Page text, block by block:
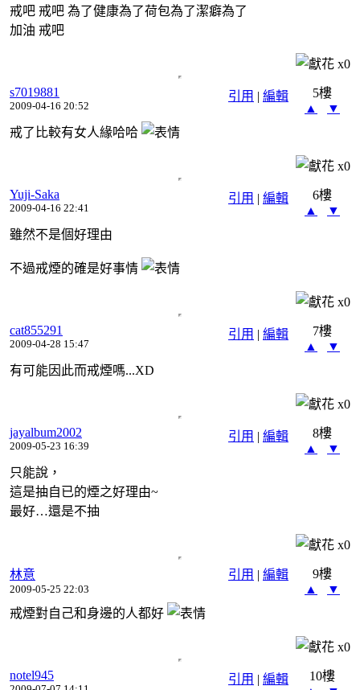
戒吧 戒吧 為了健康為了荷包為了潔癖為了
加油 戒吧
x0
引用 | 編輯
s7019881
2009-04-16 20:52
5樓
▲
▼
戒了比較有女人緣哈哈
x0
引用 | 編輯
Yuji-Saka
2009-04-16 22:41
6樓
▲
▼
雖然不是個好理由
不過戒煙的確是好事情
x0
引用 | 編輯
cat855291
2009-04-28 15:47
7樓
▲
▼
有可能因此而戒煙嗎...XD
x0
引用 | 編輯
jayalbum2002
2009-05-23 16:39
8樓
▲
▼
只能說，
這是抽自已的煙之好理由~
最好…還是不抽
x0
引用 | 編輯
林意
2009-05-25 22:03
9樓
▲
▼
戒煙對自己和身邊的人都好
x0
引用 | 編輯
notel945
10樓